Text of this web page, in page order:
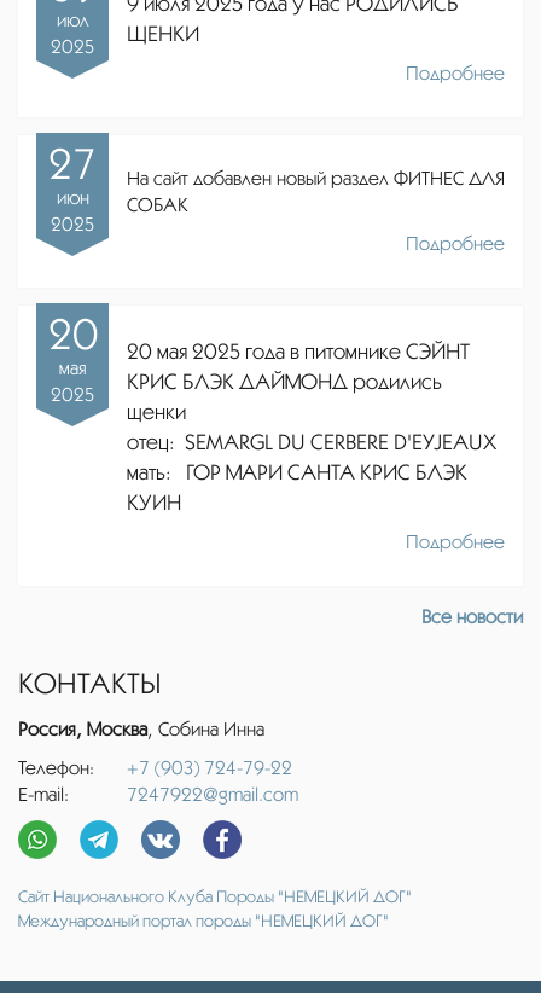
июл
2025
ЩЕНКИ
Подробнее
27
июн
2025
На сайт добавлен новый раздел ФИТНЕС ДЛЯ
СОБАК
Подробнее
20
мая
2025
20 мая 2025 года в питомнике СЭЙНТ
КРИС БЛЭК ДАЙМОНД родились
щенки
отец: SEMARGL DU CERBERE D'EYJEAUX
мать: ГОР МАРИ САНТА КРИС БЛЭК
КУИН
Подробнее
Все новости
КОНТАКТЫ
Россия, Москва, Собина Инна
Телефон:
+7 (903) 724-79-22
E-mail:
7247922@gmail.com
Сайт Национального Клуба Породы "НЕМЕЦКИЙ ДОГ"
Международный портал породы "НЕМЕЦКИЙ ДОГ"